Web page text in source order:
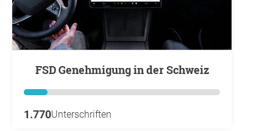
FSD Genehmigung in der Schweiz
1.770Unterschriften